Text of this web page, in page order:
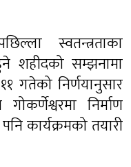
स्वतन्त्रताका
शहीदको सम्झनामा
गतेको निर्णयानुसार
निर्माण
कार्यक्रमको तयारी